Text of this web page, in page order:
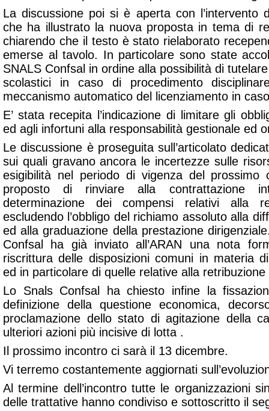
La discussione poi si è aperta con l’intervento
che ha illustrato la nuova proposta in tema di
chiarendo che il testo è stato rielaborato
emerse al tavolo. In particolare sono state
SNALS Confsal in ordine alla possibilità di
scolastici in caso di procedimento
meccanismo automatico del licenziamento in
E’ stata recepita l’indicazione di limitare gli
ed agli infortuni alla responsabilità gestionale ed
Le discussione è proseguita sull’articolato
sui quali gravano ancora le incertezze sulle
esigibilità nel periodo di vigenza del
proposto di rinviare alla contrattazione
determinazione dei compensi relativi alla
escludendo l’obbligo del richiamo assoluto alla
ed alla graduazione della prestazione
Confsal ha già inviato all’ARAN una nota
riscrittura delle disposizioni comuni in materia
ed in particolare di quelle relative alla
Lo Snals Confsal ha chiesto infine la
definizione della questione economica,
proclamazione dello stato di agitazione della
ulteriori azioni più incisive di lotta .
Il prossimo incontro ci sarà il 13 dicembre.
Vi terremo costantemente aggiornati
Al termine dell’incontro tutte le organizzazioni
delle trattative hanno condiviso e sottoscritto il